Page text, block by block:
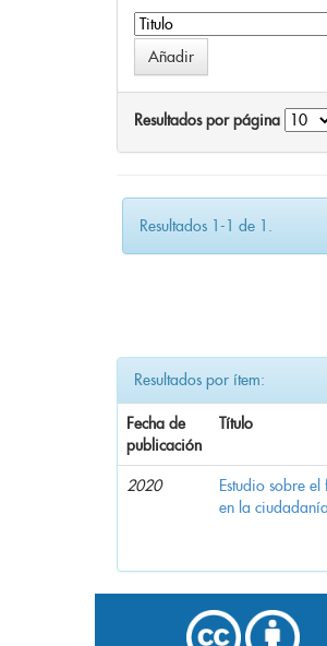
Resultados por página
Resultados 1-1 de 1.
Resultados por ítem:
Fecha de
publicación
Título
2020
Estudio sobre
en la ciudadanía